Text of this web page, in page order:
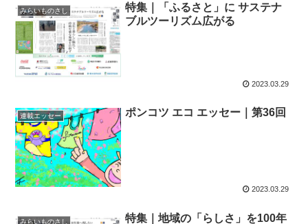
みらいものさし
特集｜「ふるさと」に サステナ
ブルツーリズム広がる
2023.03.29
連載エッセー ポンコツ エコ エッセー｜第36回
2023.03.29
みらいものさし
特集｜地域の「らしさ」を100年